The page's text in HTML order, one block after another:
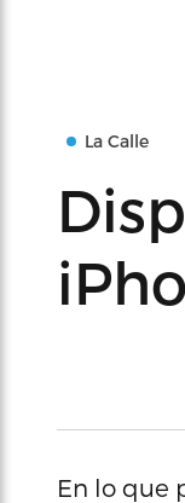
La Calle
En lo que